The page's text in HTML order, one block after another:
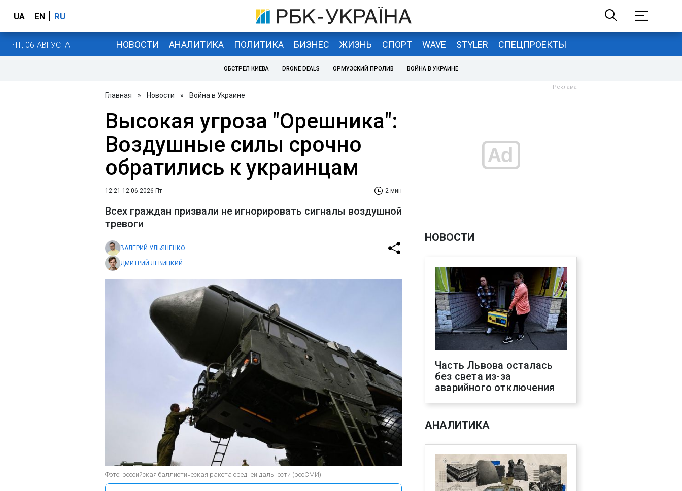
UA EN RU
ЧТ, 06 АВГУСТА НОВОСТИ АНАЛИТИКА ПОЛИТИКА БИЗНЕС ЖИЗНЬ СПОРТ WAVE STYLER СПЕЦПРОЕКТЫ
ОБСТРЕЛ КИЕВА DRONE DEALS ОРМУЗСКИЙ ПРОЛИВ ВОЙНА В УКРАИНЕ
Главная » Новости » Война в Украине
Высокая угроза "Орешника":
Воздушные силы срочно
обратились к украинцам
12:21 12.06.2026 Пт 2 мин
Всех граждан призвали не игнорировать сигналы воздушной
тревоги
ВАЛЕРИЙ УЛЬЯНЕНКО
ДМИТРИЙ ЛЕВИЦКИЙ
Фото: российская баллистическая ракета средней дальности (росСМИ)
НОВОСТИ
Часть Львова осталась
без света из-за
аварийного отключения
АНАЛИТИКА